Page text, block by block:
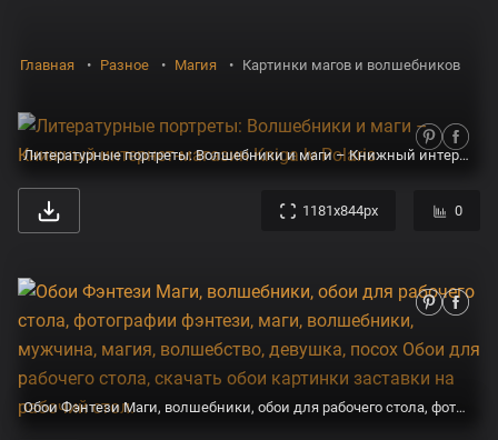
Главная Разное Магия Картинки магов и волшебников
Литературные портреты: Волшебники и маги – Книжный интернет-магазин Kniga.lv Polaris
1181x844px 0
Обои Фэнтези Маги, волшебники, обои для рабочего стола, фотографии фэнтези, маги, волшебники, мужчина, магия, волшебство, девушка, посох Обои для рабочего стола, скачать обои картинки заставки на рабочий стол.